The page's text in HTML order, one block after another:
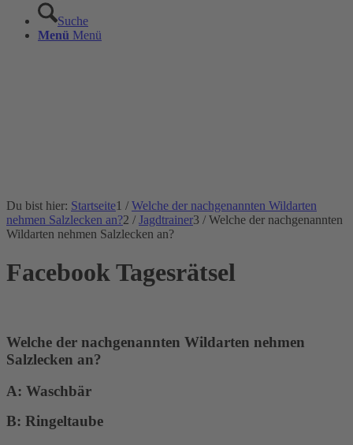
Suche
Menü Menü
Du bist hier: Startseite1 / Welche der nachgenannten Wildarten
nehmen Salzlecken an?2 / Jagdtrainer3 / Welche der nachgenannten
Wildarten nehmen Salzlecken an?
Facebook Tagesrätsel
Welche der nachgenannten Wildarten nehmen
Salzlecken an?
A: Waschbär
B: Ringeltaube